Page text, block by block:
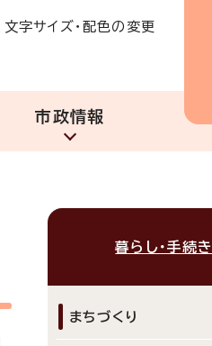
文字サイズ・配色の変更
市政情報
暮らし・手続き
まちづくり